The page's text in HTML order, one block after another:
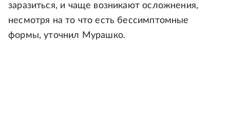
заразиться, и чаще возникают осложнения,
несмотря на то что есть бессимптомные
формы, уточнил Мурашко.